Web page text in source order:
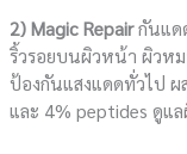
2) Magic Repairกันแด
ริ้วรอยบนผิวหน้า ผิวหม
ป้องกันแสงแดดทั่วไป ผ
และ 4% peptides ดูแ